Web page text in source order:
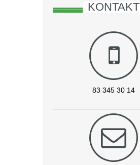
KONTAKT
83 345 30 14